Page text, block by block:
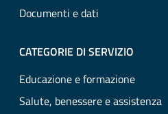
Documenti e dati
CATEGORIE DI SERVIZIO
Educazione e formazione
Salute, benessere e assistenza